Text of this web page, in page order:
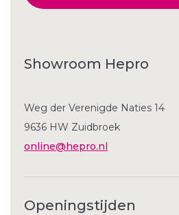
Showroom Hepro
Weg der Verenigde Naties 14
9636 HW Zuidbroek
online@hepro.nl
Openingstijden